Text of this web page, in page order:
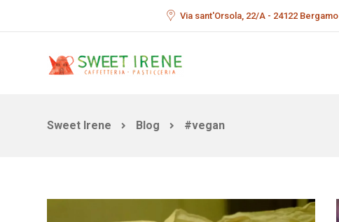
Via sant'Orsola, 22/A - 24122 Bergamo
Sweet Irene Blog #vegan